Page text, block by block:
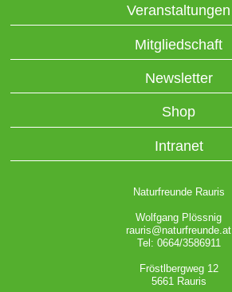
Veranstaltungen
Mitgliedschaft
Newsletter
Shop
Intranet
Naturfreunde Rauris
Wolfgang Plössnig
rauris@naturfreunde.at
Tel: 0664/3586911
Fröstlbergweg 12
5661 Rauris